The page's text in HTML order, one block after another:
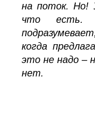
на поток. Но!
что есть.
когда
это не надо –
нет.